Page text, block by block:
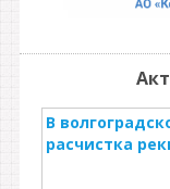
В
расчистка